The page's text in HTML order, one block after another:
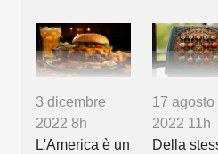
3 dicembre
2022 8h
L'America è un
17 agosto
2022 11h
Della